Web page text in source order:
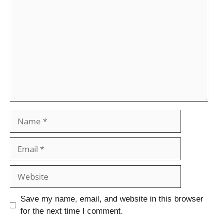
Save my name, email, and website in this browser
for the next time I comment.